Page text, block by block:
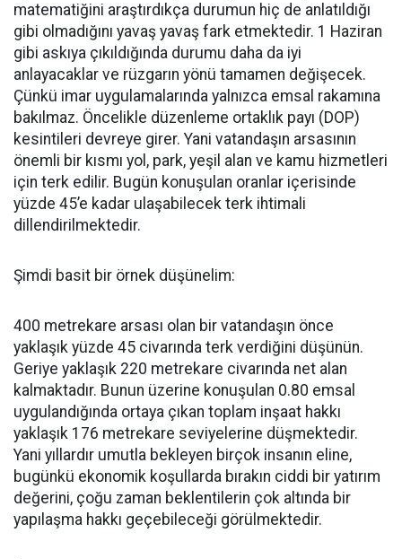
matematiğini araştırdıkça durumun hiç de anlatıldığı
gibi olmadığını yavaş yavaş fark etmektedir. 1 Haziran
gibi askıya çıkıldığında durumu daha da iyi
anlayacaklar ve rüzgarın yönü tamamen değişecek.
Çünkü imar uygulamalarında yalnızca emsal rakamına
bakılmaz. Öncelikle düzenleme ortaklık payı (DOP)
kesintileri devreye girer. Yani vatandaşın arsasının
önemli bir kısmı yol, park, yeşil alan ve kamu hizmetleri
için terk edilir. Bugün konuşulan oranlar içerisinde
yüzde 45’e kadar ulaşabilecek terk ihtimali
dillendirilmektedir.
Şimdi basit bir örnek düşünelim:
400 metrekare arsası olan bir vatandaşın önce
yaklaşık yüzde 45 civarında terk verdiğini düşünün.
Geriye yaklaşık 220 metrekare civarında net alan
kalmaktadır. Bunun üzerine konuşulan 0.80 emsal
uygulandığında ortaya çıkan toplam inşaat hakkı
yaklaşık 176 metrekare seviyelerine düşmektedir.
Yani yıllardır umutla bekleyen birçok insanın eline,
bugünkü ekonomik koşullarda bırakın ciddi bir yatırım
değerini, çoğu zaman beklentilerin çok altında bir
yapılaşma hakkı geçebileceği görülmektedir.